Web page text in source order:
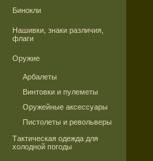
Бинокли
Нашивки, знаки различия,
флаги
Оружие
Арбалеты
Винтовки и пулеметы
Оружейные аксессуары
Пистолеты и револьверы
Тактическая одежда для
холодной погоды